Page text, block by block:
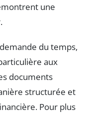
une
du temps,
aux
documents
structurée et
Pour plus